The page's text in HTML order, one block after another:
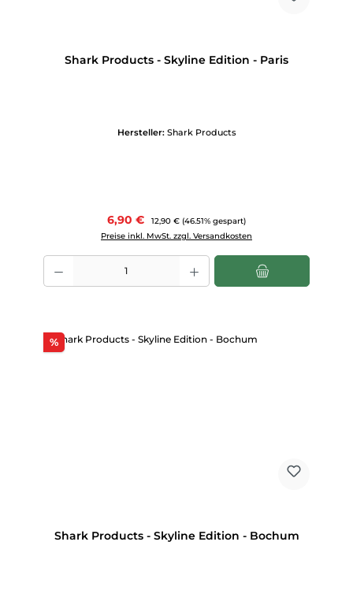
Shark Products - Skyline Edition - Paris
Hersteller: Shark Products
Verkaufspreis:
6,90 € Regulärer Preis:
12,90 € (46.51% gespart)
Preise inkl. MwSt. zzgl. Versandkosten
Produkt Anzahl: Gib den gewünschten Wert ein oder benutze die
%Rabatt
Shark Products - Skyline Edition - Bochum